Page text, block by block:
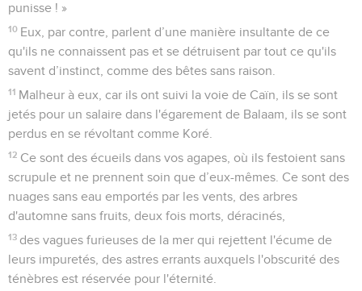
punisse ! »
10 Eux, par contre, parlent d’une manière insultante de ce
qu'ils ne connaissent pas et se détruisent par tout ce qu'ils
savent d’instinct, comme des bêtes sans raison.
11 Malheur à eux, car ils ont suivi la voie de Caïn, ils se sont
jetés pour un salaire dans l'égarement de Balaam, ils se sont
perdus en se révoltant comme Koré.
12 Ce sont des écueils dans vos agapes, où ils festoient sans
scrupule et ne prennent soin que d’eux-mêmes. Ce sont des
nuages sans eau emportés par les vents, des arbres
d'automne sans fruits, deux fois morts, déracinés,
13 des vagues furieuses de la mer qui rejettent l'écume de
leurs impuretés, des astres errants auxquels l'obscurité des
ténèbres est réservée pour l'éternité.